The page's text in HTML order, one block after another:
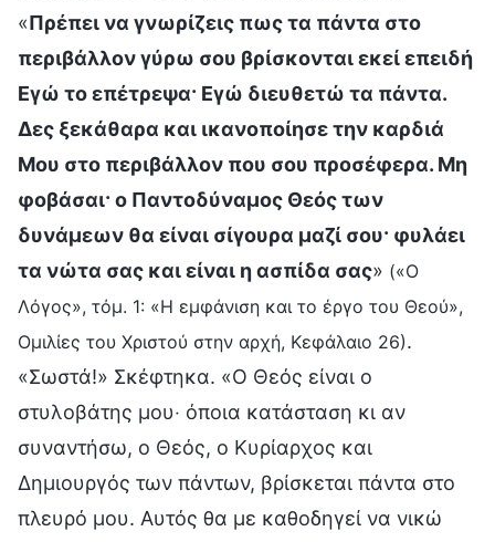
«Πρέπει να γνωρίζεις πως τα πάντα στο
περιβάλλον γύρω σου βρίσκονται εκεί επειδή
Εγώ το επέτρεψα· Εγώ διευθετώ τα πάντα.
Δες ξεκάθαρα και ικανοποίησε την καρδιά
Μου στο περιβάλλον που σου προσέφερα. Μη
φοβάσαι· ο Παντοδύναμος Θεός των
δυνάμεων θα είναι σίγουρα μαζί σου· φυλάει
τα νώτα σας και είναι η ασπίδα σας» («Ο
Λόγος», τόμ. 1: «Η εμφάνιση και το έργο του Θεού»,
Ομιλίες του Χριστού στην αρχή, Κεφάλαιο 26).
«Σωστά!» Σκέφτηκα. «Ο Θεός είναι ο
στυλοβάτης μου‧ όποια κατάσταση κι αν
συναντήσω, ο Θεός, ο Κυρίαρχος και
Δημιουργός των πάντων, βρίσκεται πάντα στο
πλευρό μου. Αυτός θα με καθοδηγεί να νικώ